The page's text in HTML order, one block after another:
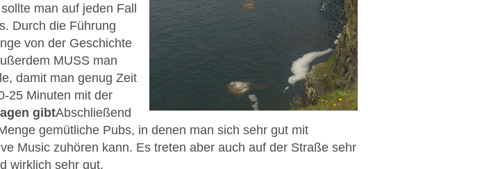
man auf jeden Fall
Durch die Führung
von der Geschichte
MUSS man
damit man genug Zeit
25 Minuten mit der
gibtAbschließend
gemütliche Pubs, in denen man sich sehr gut mit
Music zuhören kann. Es treten aber auch auf der Straße sehr
wirklich sehr gut.